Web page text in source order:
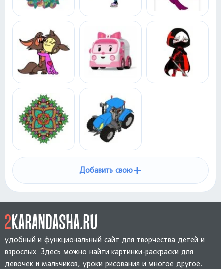
Добавить свою+
удобный и функциональный сайт для творчества детей и
взрослых. Здесь можно найти картинки-раскраски для
девочек и мальчиков, уроки рисования и многое другое.